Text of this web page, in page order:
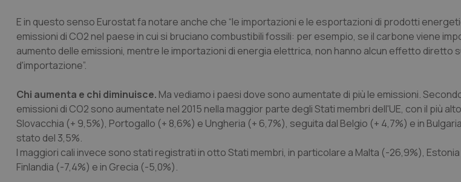
E in questo senso Eurostat fa notare anche che “le importazioni e le esportazioni di prodotti
emissioni di CO2 nel paese in cui si bruciano combustibili fossili: per esempio, se il carbone viene
aumento delle emissioni, mentre le importazioni di energia elettrica, non hanno alcun effetto diretto
d'importazione”.
Chi aumenta e chi diminuisce. Ma vediamo i paesi dove sono aumentate di più le emissioni.
emissioni di CO2 sono aumentate nel 2015 nella maggior parte degli Stati membri dell'UE, con il più
Slovacchia (+ 9,5%), Portogallo (+ 8,6%) e Ungheria (+ 6,7%), seguita dal Belgio (+ 4,7%) e in
stato del 3,5%.
I maggiori cali invece sono stati registrati in otto Stati membri, in particolare a Malta (-26,9%),
Finlandia (-7,4%) e in Grecia (-5,0%).